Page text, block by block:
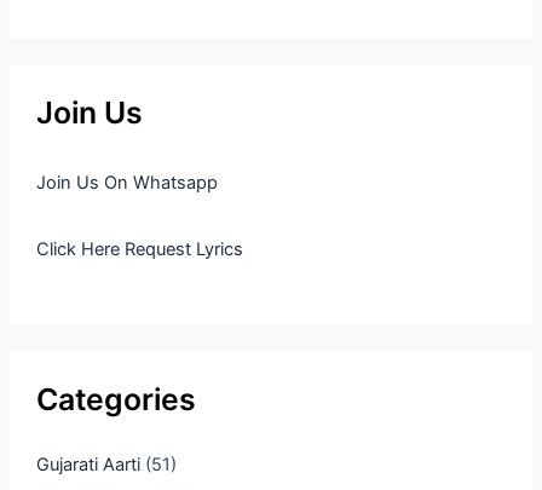
Join Us
Join Us On Whatsapp
Click Here Request Lyrics
Categories
Gujarati Aarti(51)